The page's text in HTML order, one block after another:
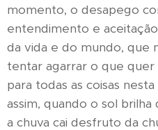
momento, o desapego
entendimento e
da vida e do mundo, que
tentar agarrar o que quer
para todas as coisas
assim, quando o sol
a chuva cai desfruto da